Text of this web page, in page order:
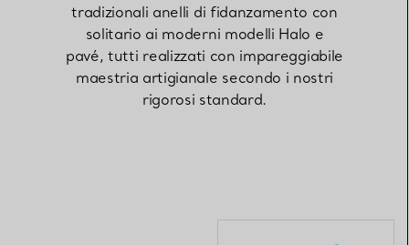
Elsa Peretti®
Come scegliere il tuo anello di
fidanzamento
tradizionali anelli di fidanzamento con
solitario ai moderni modelli Halo e
pavé, tutti realizzati con impareggiabile
maestria artigianale secondo i nostri
rigorosi standard.